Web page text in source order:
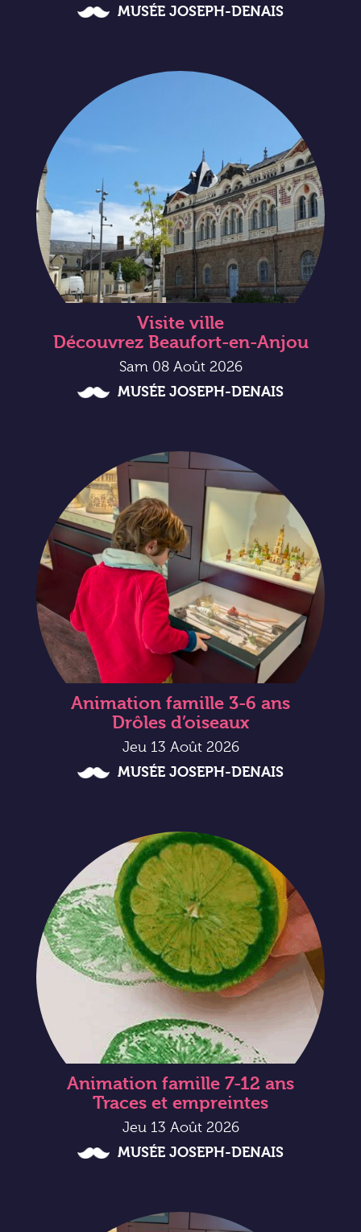
MUSÉE JOSEPH-DENAIS
Visite ville
Découvrez Beaufort-en-Anjou
Sam 08 Août 2026
MUSÉE JOSEPH-DENAIS
Animation famille 3-6 ans
Drôles d’oiseaux
Jeu 13 Août 2026
MUSÉE JOSEPH-DENAIS
Animation famille 7-12 ans
Traces et empreintes
Jeu 13 Août 2026
MUSÉE JOSEPH-DENAIS